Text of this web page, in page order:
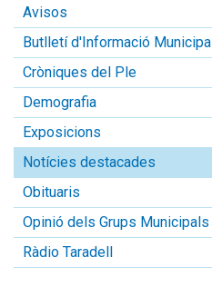
Avisos
Butlletí d'Informació Municipal
Cròniques del Ple
Demografia
Exposicions
Notícies destacades
Obituaris
Opinió dels Grups Municipals
Ràdio Taradell